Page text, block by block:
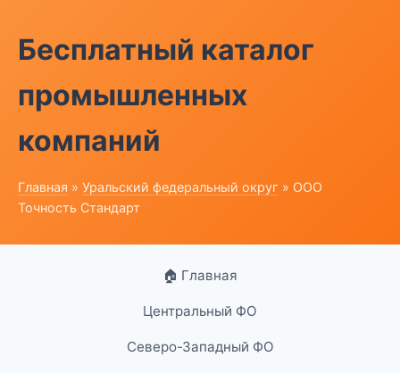
Бесплатный каталог
промышленных
компаний
Главная » Уральский федеральный округ » ООО
Точность Стандарт
🏠 Главная
Центральный ФО
Северо-Западный ФО